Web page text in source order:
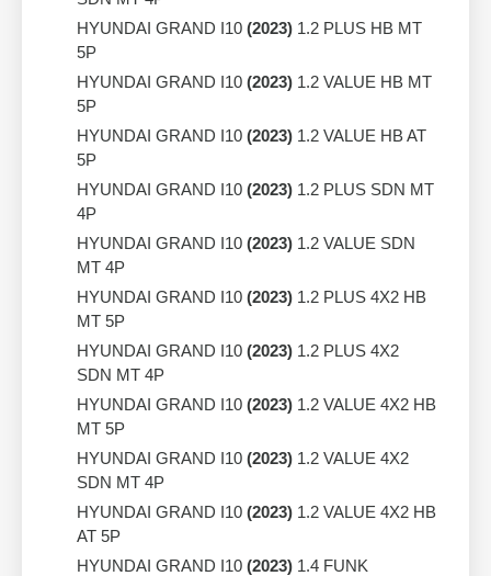
HYUNDAI GRAND I10 (2023) 1.2 PLUS HB MT
5P
HYUNDAI GRAND I10 (2023) 1.2 VALUE HB MT
5P
HYUNDAI GRAND I10 (2023) 1.2 VALUE HB AT
5P
HYUNDAI GRAND I10 (2023) 1.2 PLUS SDN MT
4P
HYUNDAI GRAND I10 (2023) 1.2 VALUE SDN
MT 4P
HYUNDAI GRAND I10 (2023) 1.2 PLUS 4X2 HB
MT 5P
HYUNDAI GRAND I10 (2023) 1.2 PLUS 4X2
SDN MT 4P
HYUNDAI GRAND I10 (2023) 1.2 VALUE 4X2 HB
MT 5P
HYUNDAI GRAND I10 (2023) 1.2 VALUE 4X2
SDN MT 4P
HYUNDAI GRAND I10 (2023) 1.2 VALUE 4X2 HB
AT 5P
HYUNDAI GRAND I10 (2023) 1.4 FUNK